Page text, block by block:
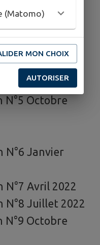
N°2 Janvier
N°3 Avril 2021
N°4 Juillet 2021
N°5 Octobre
N°6 Janvier
N°7 Avril 2022
N°8 Juillet 2022
N°9 Octobre
(Matomo)
MON CHOIX
AUTORISER